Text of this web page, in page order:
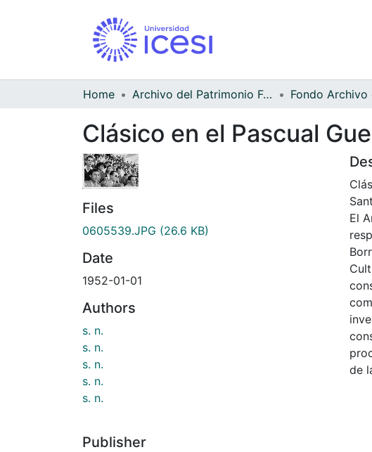
Home Archivo del Patrimonio Fotográfico y Fílmico del Valle del Cauca
Clásico en el Pascual
Files
0605539.JPG (26.6 KB)
Date
1952-01-01
Authors
s. n.
s. n.
s. n.
s. n.
s. n.
Publisher
El
de